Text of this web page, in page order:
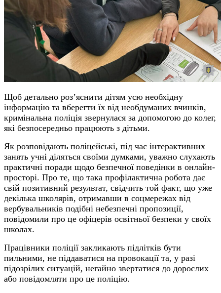
Щоб детально роз’яснити дітям усю необхідну
інформацію та вберегти їх від необдуманих вчинків,
кримінальна поліція звернулася за допомогою до колег,
які безпосередньо працюють з дітьми.
Як розповідають поліцейські, під час інтерактивних
занять учні діляться своїми думками, уважно слухають
практичні поради щодо безпечної поведінки в онлайн-
просторі. Про те, що така профілактична робота дає
свій позитивний результат, свідчить той факт, що уже
декілька школярів, отримавши в соцмережах від
вербувальників подібні небезпечні пропозиції,
повідомили про це офіцерів освітньої безпеки у своїх
школах.
Працівники поліції закликають підлітків бути
пильними, не піддаватися на провокації та, у разі
підозрілих ситуацій, негайно звертатися до дорослих
або повідомляти про це поліцію.